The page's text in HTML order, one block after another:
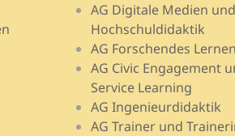
AG Digitale Medien und
Hochschuldidaktik
AG Forschendes Lernen
AG Civic Engagement
Service Learning
AG Ingenieurdidaktik
AG Trainer und